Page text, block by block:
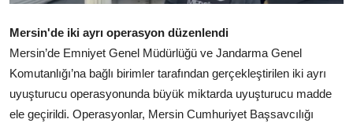
Mersin'de iki ayrı operasyon düzenlendi
Mersin’de Emniyet Genel Müdürlüğü ve Jandarma Genel
Komutanlığı’na bağlı birimler tarafından gerçekleştirilen iki ayrı
uyuşturucu operasyonunda büyük miktarda uyuşturucu madde
ele geçirildi. Operasyonlar, Mersin Cumhuriyet Başsavcılığı